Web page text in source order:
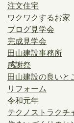
注文住宅
ワクワクするお家
ブログ見学会
完成見学会
田山建設事務所
感謝祭
田山建設の良いと
リフォーム
令和元年
テクノストラクチ